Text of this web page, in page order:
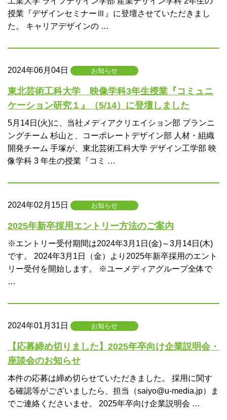
授業『デザインセミナーⅢ』に登壇させていただきまし
た。 キャリアデザインの …
2024年06月04日 お知らせ
東北芸術工科大学 映像学科3年生授業『コミュニ
ケーション研究１』（5/14）に登壇しました
5月14日(火)に、当社メディアクリエイション部 プランニ
ングチーム 杉山と、コーポレートデザイン部 人材・組織
開発チーム 手塚が、東北芸術工科大学 デザイン工学部 映
像学科 3 年生の授業『コミ …
2024年02月15日 お知らせ
2025年新卒採用エントリー方法のご案内
※エントリー受付期間は2024年3月1日(金)～3月14日(木)
です。 2024年3月1日（金）より2025年新卒採用のエント
リー受付を開始します。 ※ユーメディアグループ全体で
…
2024年01月31日 お知らせ
【応募締め切りました】2025年卒向け企業説明会・
座談会のお知らせ
本件の応募は締め切らせていただきました。 採用に関す
る確認等がございましたら、担当（saiyo@u-media.jp）ま
でご連絡くださいませ。 2025年卒向け企業説明会 …